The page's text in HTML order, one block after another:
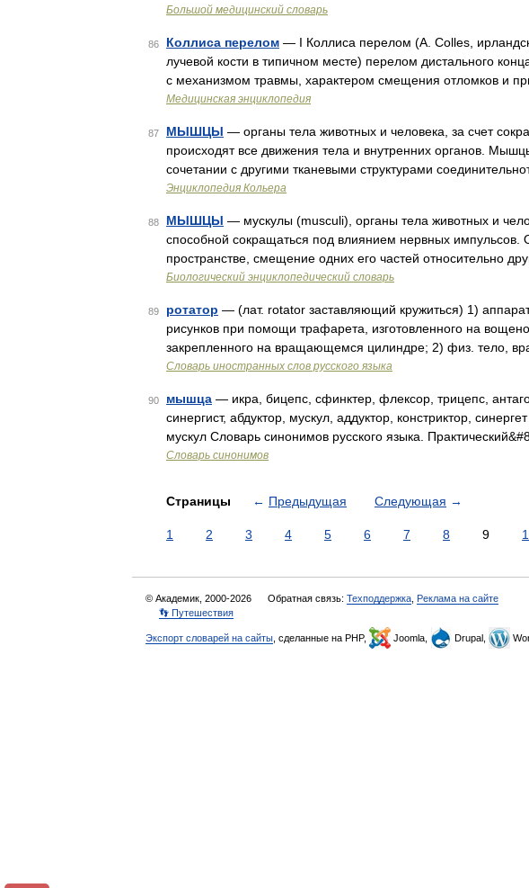
Большой медицинский словарь
86 Коллиса перелом — I Коллиса перелом (A. Colles,
лучевой кости в типичном месте) перелом дистального
с механизмом травмы, характером смещения отломков и
Медицинская энциклопедия
87 МЫШЦЫ — органы тела животных и человека, за счет
происходят все движения тела и внутренних органов.
сочетании с другими тканевыми структурами
Энциклопедия Кольера
88 МЫШЦЫ — мускулы (musculi), органы тела животных и
способной сокращаться под влиянием нервных
пространстве, смещение одних его частей относительно
Биологический энциклопедический словарь
89 ротатор — (лат. rotator заставляющий кружиться) 1)
рисунков при помощи трафарета, изготовленного на
закрепленного на вращающемся цилиндре; 2) физ. тело,
Словарь иностранных слов русского языка
90 мышца — икра, бицепс, сфинктер, флексор, трицепс,
синергист, абдуктор, мускул, аддуктор, констриктор,
мускул Словарь синонимов русского языка.
Словарь синонимов
Страницы ← Предыдущая Следующая →
1 2 3 4 5 6 7 8 9
© Академик, 2000-2026 Обратная связь: Техподдержка Реклама на сайте
👣 Путешествия
Экспорт словарей на сайты , сделанные на PHP, Joomla, Drupal,